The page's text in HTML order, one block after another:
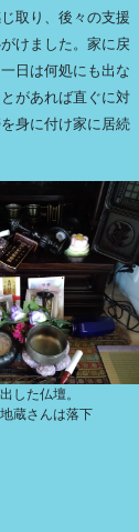
取り、後々の支援
けました。家に戻
日は何処にも出な
があれば直ぐに対
身に付け家に居続
した仏壇。
蔵さんは落下